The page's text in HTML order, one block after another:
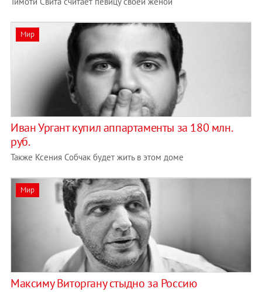
Мир
Иван Ургант купил аппартаменты за 180 млн.
руб.
Также Ксения Собчак будет жить в этом доме
Мир
Максиму Виторгану стыдно за Россию